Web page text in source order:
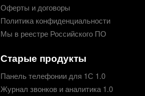
Оферты и договоры
Политика конфиденциальности
Мы в реестре Российского ПО
Старые продукты
Панель телефонии для 1С 1.0
Журнал звонков и аналитика 1.0